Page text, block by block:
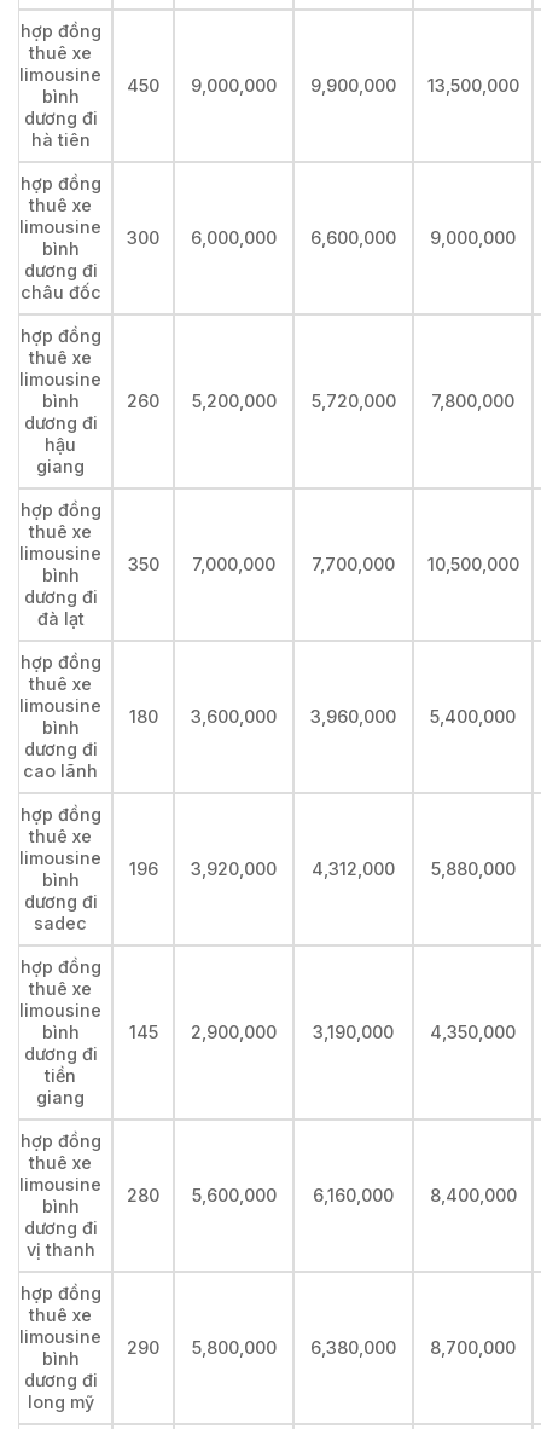
hợp đồng
thuê xe
limousine
bình
dương đi
hà tiên
450 9,000,000 9,900,000 13,500,000
hợp đồng
thuê xe
limousine
bình
dương đi
châu đốc
300 6,000,000 6,600,000 9,000,000
hợp đồng
thuê xe
limousine
bình
dương đi
hậu
giang
260 5,200,000 5,720,000 7,800,000
hợp đồng
thuê xe
limousine
bình
dương đi
đà lạt
350 7,000,000 7,700,000 10,500,000
hợp đồng
thuê xe
limousine
bình
dương đi
cao lãnh
180 3,600,000 3,960,000 5,400,000
hợp đồng
thuê xe
limousine
bình
dương đi
sadec
196 3,920,000 4,312,000 5,880,000
hợp đồng
thuê xe
limousine
bình
dương đi
tiền
giang
145 2,900,000 3,190,000 4,350,000
hợp đồng
thuê xe
limousine
bình
dương đi
vị thanh
280 5,600,000 6,160,000 8,400,000
hợp đồng
thuê xe
limousine
bình
dương đi
long mỹ
290 5,800,000 6,380,000 8,700,000